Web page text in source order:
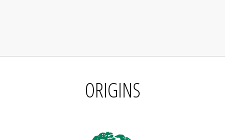
ORIGINS